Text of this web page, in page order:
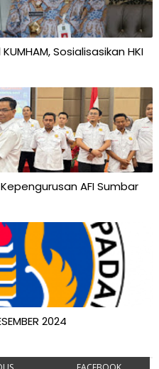
Sosialisasikan HKI
AFI Sumbar
2024